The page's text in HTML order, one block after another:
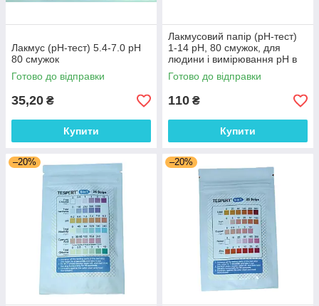
Лакмус (рН-тест) 5.4-7.0 pH
80 смужок
Готово до відправки
35,20 ₴
Купити
Лакмусовий папір (рН-тест)
1-14 рН, 80 смужок, для
людини і вимірювання рН в
косметиці
Готово до відправки
110 ₴
Купити
–20% –20%